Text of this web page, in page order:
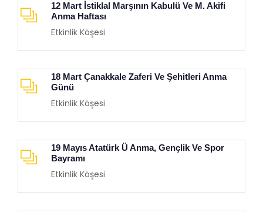
12 Mart İstiklal Marşının Kabulü Ve M. Akifi
Anma Haftası
Etkinlik Köşesi
18 Mart Çanakkale Zaferi Ve Şehitleri Anma
Günü
Etkinlik Köşesi
19 Mayıs Atatürk Ü Anma, Gençlik Ve Spor
Bayramı
Etkinlik Köşesi